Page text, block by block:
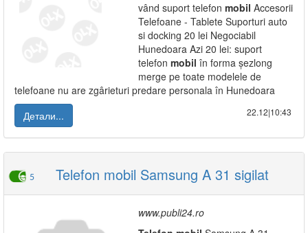
vând suport telefon mobil Accesorii
Telefoane - Tablete Suporturi auto
si docking 20 lei Negociabil
Hunedoara Azi 20 lei: suport
telefon mobil în forma șezlong
merge pe toate modelele de
telefoane nu are zgârieturi predare personala în Hunedoara
Детали...
22.12|10:43
5 Telefon mobil Samsung A 31 sigilat
www.publi24.ro